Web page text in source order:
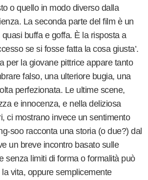
o quello in modo diverso dalla
La seconda parte del film è un
buffa e goffa. È la risposta a
se si fosse fatta la cosa giusta’.
per la giovane pittrice appare tanto
falso, una ulteriore bugia, una
perfezionata. Le ultime scene,
e innocenza, e nella deliziosa
ci mostrano invece un sentimento
soo racconta una storia (o due?) dal
un breve incontro basato sulle
senza limiti di forma o formalità può
vita, oppure semplicemente